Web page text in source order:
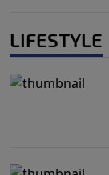
LIFESTYLE